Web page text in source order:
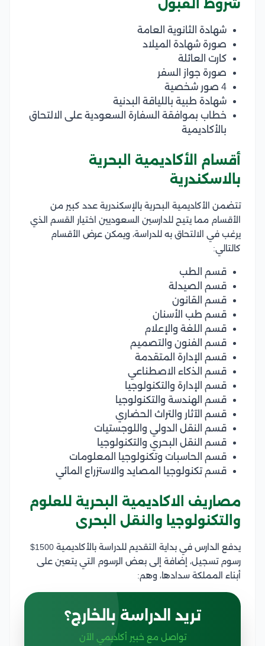
شروط القبول
شهادة الثانوية العامة
صورة شهادة الميلاد
كارت العائلة
صورة جواز السفر
4 صور شخصية
شهادة طبية باللياقة البدنية
خطاب بموافقة السفارة السعودية على الالتحاق
بالأكاديمية
أقسام الأكاديمية البحرية
بالاسكندرية
تتضمن الأكاديمية البحرية بالإسكندرية عدد كبير من
الأقسام مما يتيح للدارسين السعوديين اختيار القسم الذي
يرغب في الالتحاق به للدراسة، ويمكن عرض الأقسام
كالتالي:
قسم الطب
قسم الصيدلة
قسم القانون
قسم طب الأسنان
قسم اللغة والإعلام
قسم الفنون والتصميم
قسم الإدارة المتقدمة
قسم الذكاء الاصطناعي
قسم الإدارة والتكنولوجيا
قسم الهندسة والتكنولوجيا
قسم الآثار والتراث الحضاري
قسم النقل الدولي واللوجستيات
قسم النقل البحري والتكنولوجيا
قسم الحاسبات وتكنولوجيا المعلومات
قسم تكنولوجيا المصايد والاستزراع المائي
مصاريف الاكاديمية البحرية للعلوم
والتكنولوجيا والنقل البحرى
يدفع الدارس في بداية التقديم للدراسة بالأكاديمية 1500$
رسوم تسجيل، إضافة إلى بعض الرسوم التي يتعين على
أبناء المملكة سدادها، وهم:
تريد الدراسة بالخارج؟
تواصل مع خبير أكاديمي الآن